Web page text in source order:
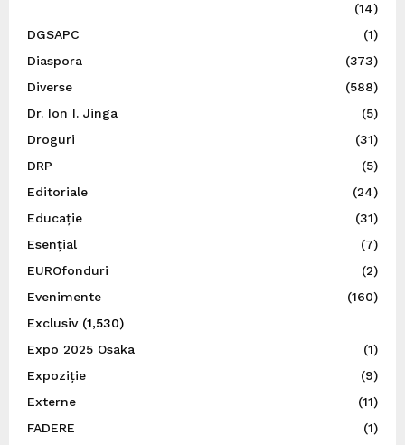
(14)
DGSAPC
(1)
Diaspora
(373)
Diverse
(588)
Dr. Ion I. Jinga
(5)
Droguri
(31)
DRP
(5)
Editoriale
(24)
Educație
(31)
Esențial
(7)
EUROfonduri
(2)
Evenimente
(160)
Exclusiv(1,530)
Expo 2025 Osaka
(1)
Expoziție
(9)
Externe
(11)
FADERE
(1)